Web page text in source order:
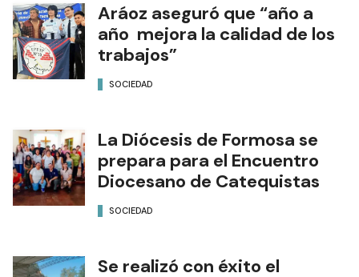
Aráoz aseguró que “año a
año mejora la calidad de los
trabajos”
SOCIEDAD
La Diócesis de Formosa se
prepara para el Encuentro
Diocesano de Catequistas
SOCIEDAD
Se realizó con éxito el